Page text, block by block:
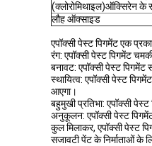
(क्लोरोमिथाइल)ऑक्सिरेन के
लौह ऑक्साइड
एपॉक्सी पेस्ट पिगमेंट एक
रंग: एपॉक्सी पेस्ट पिगमेंट
बनावट: एपॉक्सी पेस्ट
स्थायित्व: एपॉक्सी पेस्ट
आएगा।
बहुमुखी प्रतिभा: एपॉक्सी
अनुकूलन: एपॉक्सी पेस्ट
कुल मिलाकर, एपॉक्सी पेस्ट
सजावटी पेंट के निर्माताओं के